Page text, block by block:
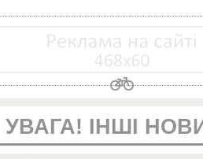
УВАГА! ІНШІ